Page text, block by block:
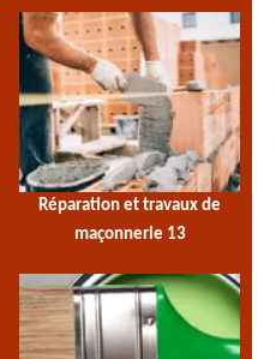
Réparation et travaux de
maçonnerie 13